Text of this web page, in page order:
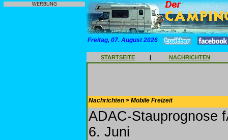
WERBUNG
Freitag, 07. August 2026
STARTSEITE | NACHRICHTEN
Nachrichten > Mobile Freizeit
ADAC-Stauprognose
6. Juni